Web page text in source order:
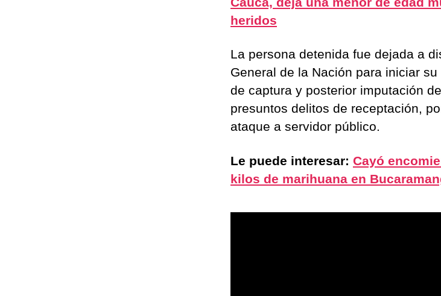
heridos
La persona detenida fue dejada a
General de la Nación para iniciar
de captura y posterior imputación
presuntos delitos de receptación,
ataque a servidor público.
Le puede interesar: Cayó
kilos de marihuana en